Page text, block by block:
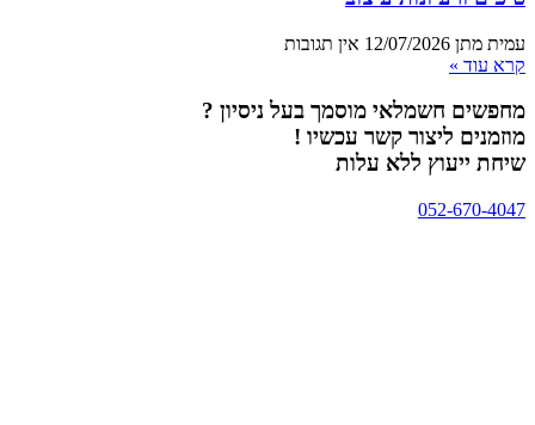
עמית מתן 12/07/2026 אין תגובות
קרא עוד »
מחפשים חשמלאי מוסמך בעל ניסיון ?
מוזמנים ליצור קשר עכשיו !
שיחת ייעוץ ללא עלות
052-670-4047